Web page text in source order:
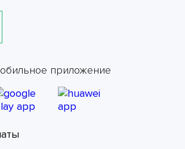
приложение